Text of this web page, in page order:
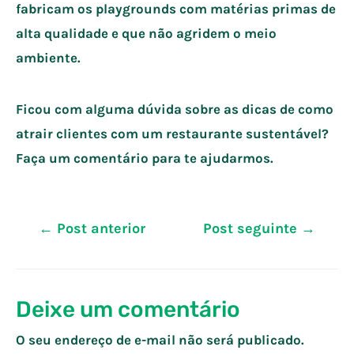
fabricam os playgrounds com matérias primas de
alta qualidade e que não agridem o meio
ambiente.
Ficou com alguma dúvida sobre as dicas de como
atrair clientes com um restaurante sustentável?
Faça um comentário para te ajudarmos.
Navegação
← Post anterior Post seguinte →
Deixe um comentário
O seu endereço de e-mail não será publicado.